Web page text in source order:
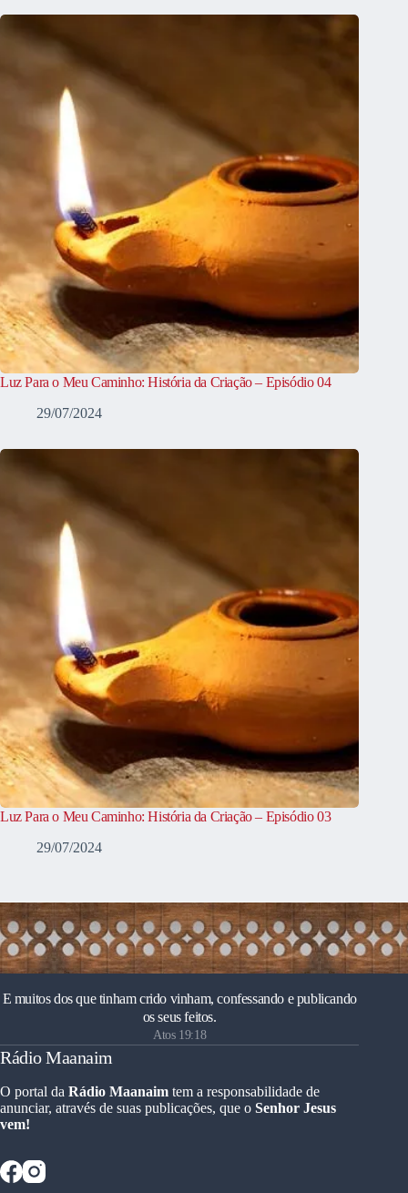
Luz Para o Meu Caminho: História da Criação – Episódio 04
29/07/2024
Luz Para o Meu Caminho: História da Criação – Episódio 03
29/07/2024
E muitos dos que tinham crido vinham, confessando e publicando
os seus feitos.
Atos 19:18
Rádio Maanaim
O portal da Rádio Maanaim tem a responsabilidade de
anunciar, através de suas publicações, que o Senhor Jesus
vem!